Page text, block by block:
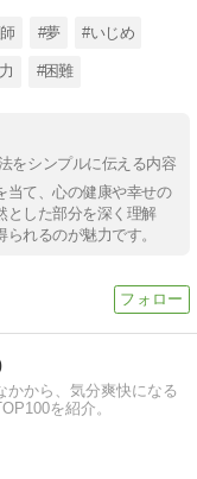
#夢 #いじめ
#困難
をシンプルに伝える内容
当て、心の健康や幸せの
とした部分を深く理解
れるのが魅力です。
かから、気分爽快になる
を紹介。